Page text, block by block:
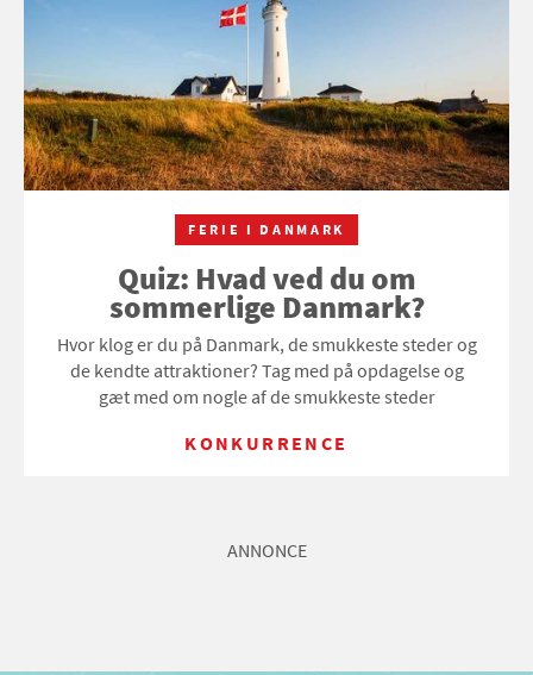
FERIE I DANMARK
Quiz: Hvad ved du om
sommerlige Danmark?
Hvor klog er du på Danmark, de smukkeste steder og
de kendte attraktioner? Tag med på opdagelse og
gæt med om nogle af de smukkeste steder
KONKURRENCE
ANNONCE